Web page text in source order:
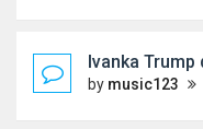
Ivanka
by music123